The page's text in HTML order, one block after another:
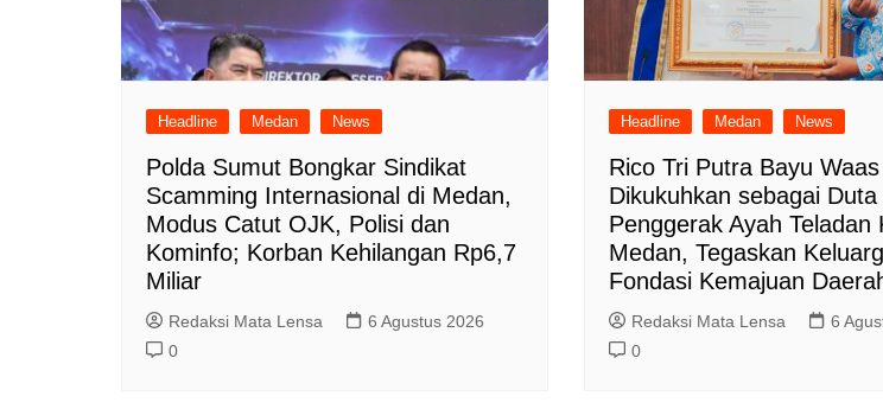
Headline Medan News
Polda Sumut Bongkar Sindikat
Scamming Internasional di Medan,
Modus Catut OJK, Polisi dan
Kominfo; Korban Kehilangan Rp6,7
Miliar
Redaksi Mata Lensa
6 Agustus 2026
0
Headline Medan News
Rico Tri Putra Bayu Waas
Dikukuhkan sebagai Duta
Penggerak Ayah Teladan
Medan, Tegaskan
Fondasi Kemajuan
Redaksi Mata Lensa
6
0